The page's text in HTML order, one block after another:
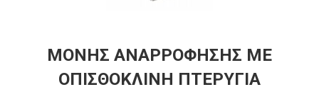
ΜΟΝΗΣ ΑΝΑΡΡΟΦΗΣΗΣ ΜΕ
ΟΠΙΣΘΟΚΛΙΝΗ ΠΤΕΡΥΓΙΑ